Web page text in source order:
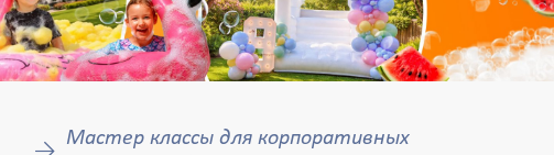
Мастер классы для корпоративных